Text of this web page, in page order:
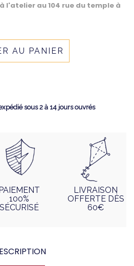
au 104 rue du temple à
AU PANIER
sous 2 à 14 jours ouvrés
100%
SÉCURISÉ
LIVRAISON
OFFERTE DÈS
60€